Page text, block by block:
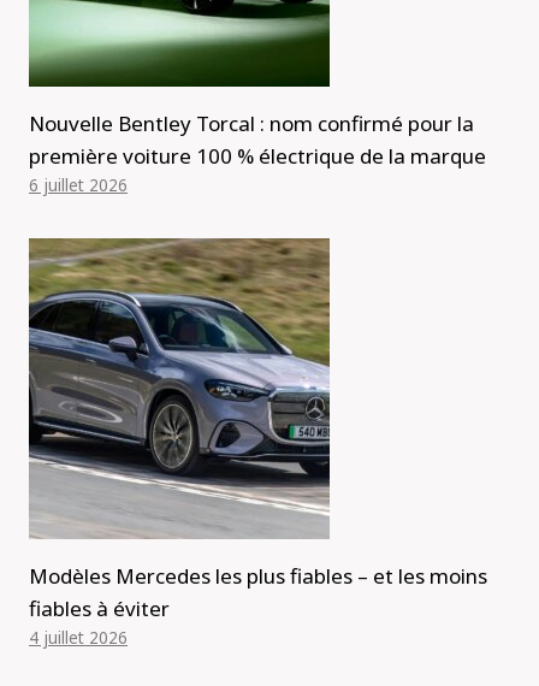
Nouvelle Bentley Torcal : nom confirmé pour la
première voiture 100 % électrique de la marque
6 juillet 2026
Modèles Mercedes les plus fiables – et les moins
fiables à éviter
4 juillet 2026